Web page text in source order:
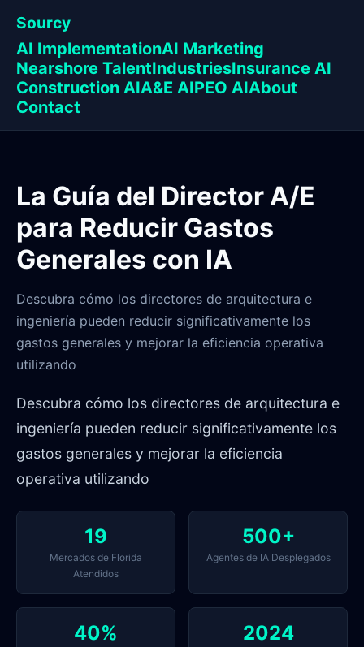
Sourcy
AI ImplementationAI Marketing
Nearshore TalentIndustriesInsurance AI
Construction AIA&E AIPEO AIAbout
Contact
La Guía del Director A/E
para Reducir Gastos
Generales con IA
Descubra cómo los directores de arquitectura e
ingeniería pueden reducir significativamente los
gastos generales y mejorar la eficiencia operativa
utilizando
Descubra cómo los directores de arquitectura e
ingeniería pueden reducir significativamente los
gastos generales y mejorar la eficiencia
operativa utilizando
19
Mercados de Florida
Atendidos
500+
Agentes de IA Desplegados
40% 2024